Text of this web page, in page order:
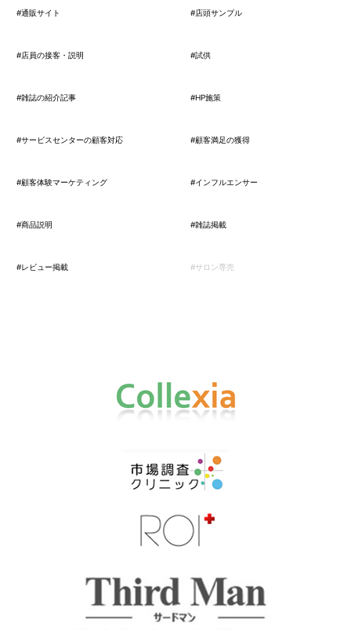
#通販サイト #店頭サンプル
#店員の接客・説明 #試供
#雑誌の紹介記事 #HP施策
#サービスセンターの顧客対応 #顧客満足の獲得
#顧客体験マーケティング #インフルエンサー
#商品説明 #雑誌掲載
#レビュー掲載 #サロン専売